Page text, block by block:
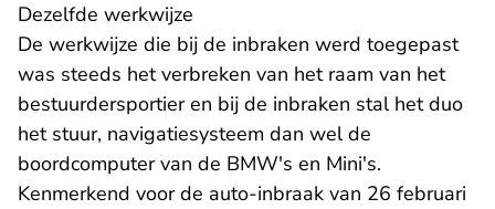
Dezelfde werkwijze
De werkwijze die bij de inbraken werd toegepast
was steeds het verbreken van het raam van het
bestuurdersportier en bij de inbraken stal het duo
het stuur, navigatiesysteem dan wel de
boordcomputer van de BMW's en Mini's.
Kenmerkend voor de auto-inbraak van 26 februari